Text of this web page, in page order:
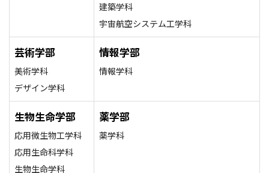
建築学科
宇宙航空システム工学科
芸術学部
美術学科
デザイン学科
情報学部
情報学科
生物生命学部
応用微生物工学科
応用生命科学科
生物生命学科
薬学部
薬学科